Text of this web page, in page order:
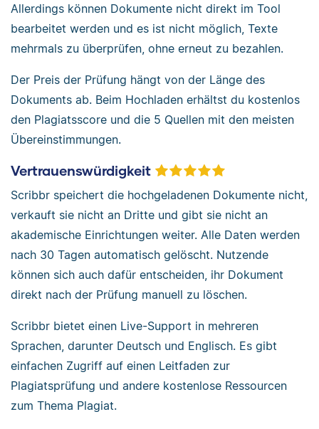
Allerdings können Dokumente nicht direkt im Tool
bearbeitet werden und es ist nicht möglich, Texte
mehrmals zu überprüfen, ohne erneut zu bezahlen.
Der Preis der Prüfung hängt von der Länge des
Dokuments ab. Beim Hochladen erhältst du kostenlos
den Plagiatsscore und die 5 Quellen mit den meisten
Übereinstimmungen.
Vertrauenswürdigkeit
Scribbr speichert die hochgeladenen Dokumente nicht,
verkauft sie nicht an Dritte und gibt sie nicht an
akademische Einrichtungen weiter. Alle Daten werden
nach 30 Tagen automatisch gelöscht. Nutzende
können sich auch dafür entscheiden, ihr Dokument
direkt nach der Prüfung manuell zu löschen.
Scribbr bietet einen Live-Support in mehreren
Sprachen, darunter Deutsch und Englisch. Es gibt
einfachen Zugriff auf einen Leitfaden zur
Plagiatsprüfung und andere kostenlose Ressourcen
zum Thema Plagiat.